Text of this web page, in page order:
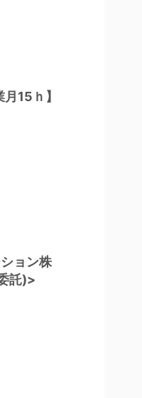
15ｈ】
ョン株
託)>